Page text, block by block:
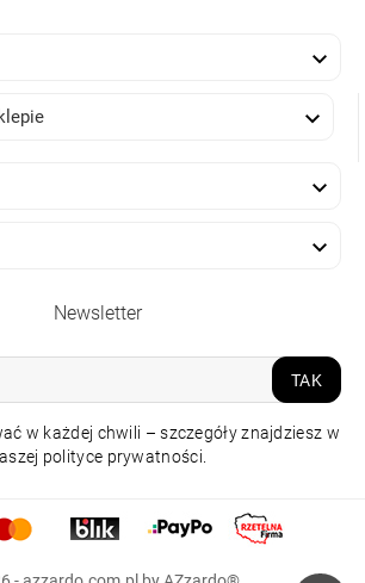




Newsletter
TAK
w każdej chwili – szczegóły znajdziesz w
polityce prywatności.